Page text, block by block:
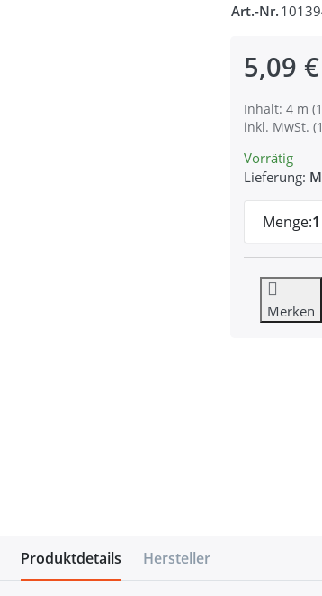
Art.-Nr.
5,09 €
Inhalt: 4 m
inkl. MwSt.
Vorrätig
Lieferung:
Menge:1
Merken
Produktdetails Hersteller